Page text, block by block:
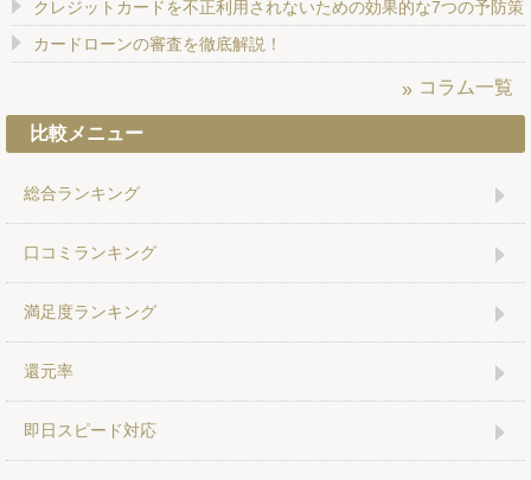
クレジットカードを不正利用されないための効果的な7つの予防策
カードローンの審査を徹底解説！
コラム一覧
比較メニュー
総合ランキング
口コミランキング
満足度ランキング
還元率
即日スピード対応